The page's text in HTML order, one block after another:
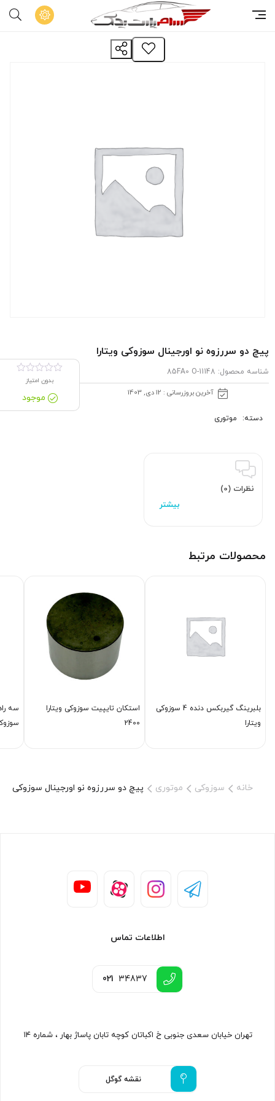
پیچ دو سررزوه نو اورجینال سوزوکی ویتارا
شناسه محصول: 11148-85FA0 O
آخرین بروزرسانی : 12 دی, 1403
بدون امتیاز
موجود
دسته: موتوری
نظرات (0)
محصولات مرتبط
بلبرینگ گیربكس دنده 4 سوزوکی
ویتارا
استكان تایپیت سوزوکی ویتارا
2400
سه
خانه سوزوکی موتوری پیچ دو سررزوه نو اورجینال سوزوکی
اطلاعات تماس
021 34837
تهران خیابان سعدی جنوبی خ اکباتان کوچه تابان پاساژ بهار ، شماره ۱۴
نقشه گوگل